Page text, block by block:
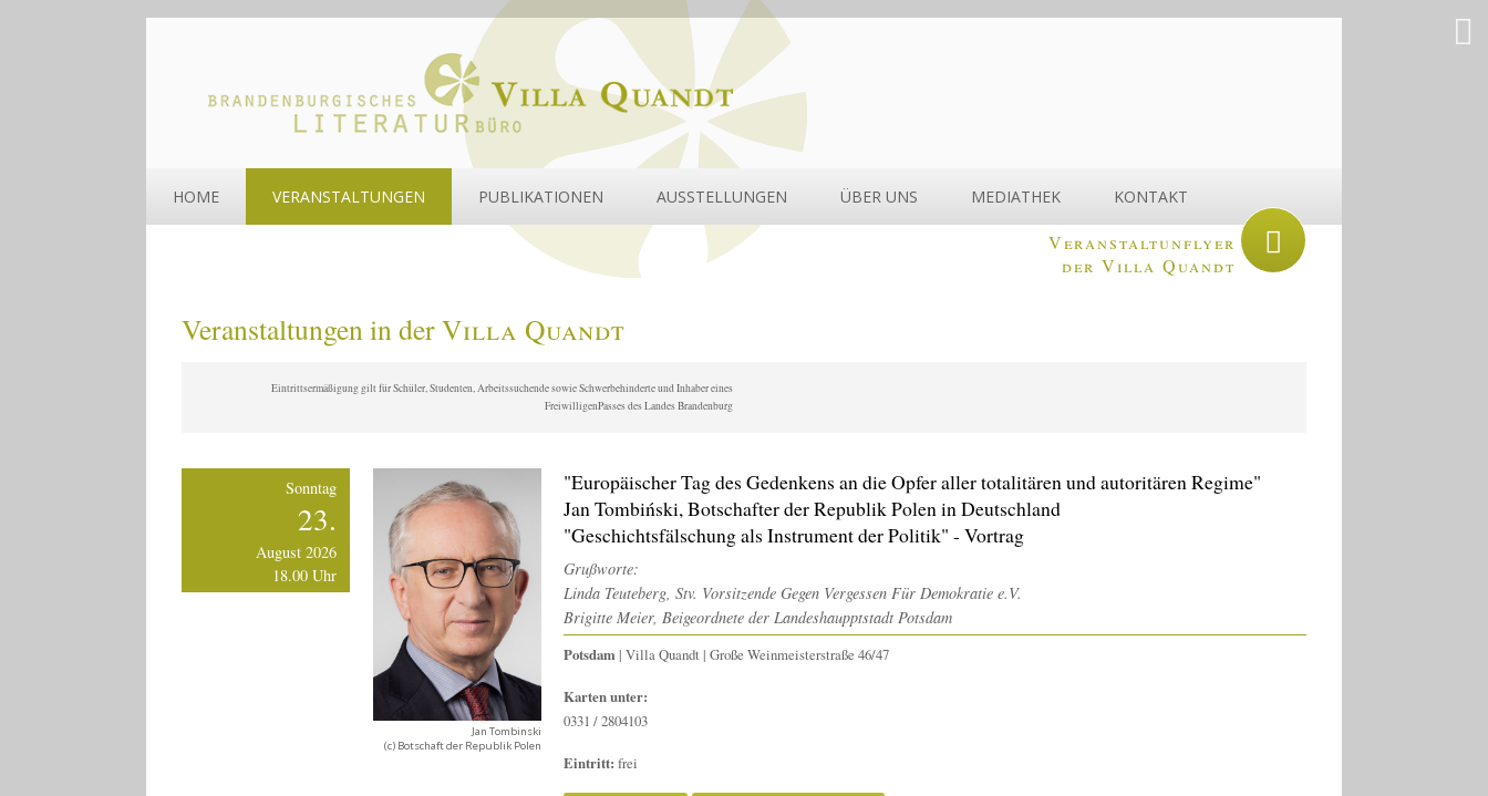
HOME VERANSTALTUNGEN PUBLIKATIONEN AUSSTELLUNGEN ÜBER UNS MEDIATHEK KONTAKT
Veranstaltunflyer
der Villa Quandt
Veranstaltungen in derVilla Quandt
Eintrittsermäßigung gilt für Schüler, Studenten, Arbeitssuchende sowie Schwerbehinderte und Inhaber eines
FreiwilligenPasses des Landes Brandenburg
Sonntag
23.
August 2026
18.00 Uhr
Jan Tombinski
(c) Botschaft der Republik Polen
"Europäischer Tag des Gedenkens an die Opfer aller totalitären und autoritären Regime"
Jan Tombiński, Botschafter der Republik Polen in Deutschland
"Geschichtsfälschung als Instrument der Politik" - Vortrag
Grußworte:
Linda Teuteberg, Stv. Vorsitzende Gegen Vergessen Für Demokratie e.V.
Brigitte Meier, Beigeordnete der Landeshaupptstadt Potsdam
Potsdam | Villa Quandt | Große Weinmeisterstraße 46/47
Karten unter:
0331 / 2804103
Eintritt: frei